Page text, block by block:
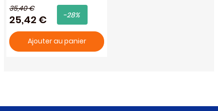
35,40 €
25,42 € -28%
Ajouter au panier